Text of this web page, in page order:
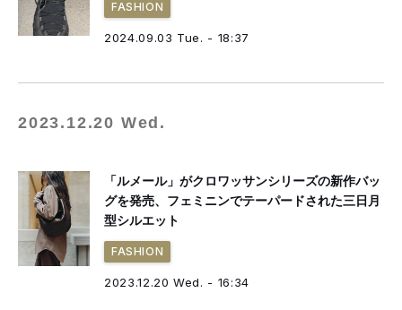
FASHION
2024.09.03 Tue. - 18:37
2023.12.20 Wed.
「ルメール」がクロワッサンシリーズの新作バッ
グを発売、フェミニンでテーパードされた三日月
型シルエット
FASHION
2023.12.20 Wed. - 16:34